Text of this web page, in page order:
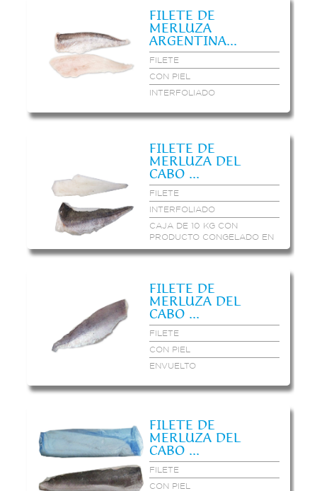
FILETE DE
MERLUZA
ARGENTINA...
FILETE
CON PIEL
INTERFOLIADO
FILETE DE
MERLUZA DEL
CABO ...
FILETE
INTERFOLIADO
CAJA DE 10 KG CON
PRODUCTO CONGELADO EN
2 BLOQUES INTERFOLIADOS
FILETE DE
MERLUZA DEL
CABO ...
FILETE
CON PIEL
ENVUELTO
FILETE DE
MERLUZA DEL
CABO ...
FILETE
CON PIEL